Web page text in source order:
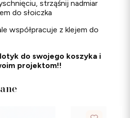
strząśnij nadmiar
do słoiczka
współpracuje z klejem do
do swojego koszyka i
projektom!!